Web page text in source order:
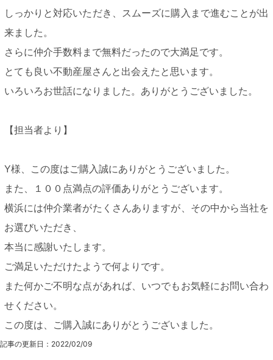
しっかりと対応いただき、スムーズに購入まで進むことが出
来ました。
さらに仲介手数料まで無料だったので大満足です。
とても良い不動産屋さんと出会えたと思います。
いろいろお世話になりました。ありがとうございました。
【担当者より】
Y様、この度はご購入誠にありがとうございました。
また、１００点満点の評価ありがとうございます。
横浜には仲介業者がたくさんありますが、その中から当社を
お選びいただき、
本当に感謝いたします。
ご満足いただけたようで何よりです。
また何かご不明な点があれば、いつでもお気軽にお問い合わ
せください。
この度は、ご購入誠にありがとうございました。
記事の更新日： 2022/02/09